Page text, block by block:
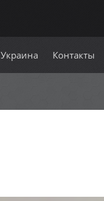
Украина Контакты